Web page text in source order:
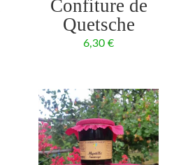
Confiture de
Quetsche
6,30€